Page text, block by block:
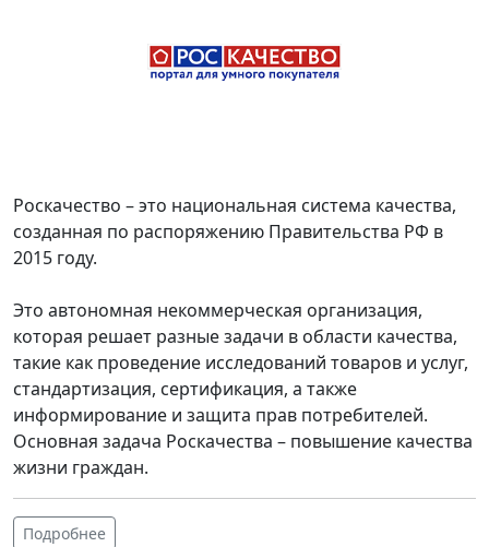
Роскачество – это национальная система качества,
созданная по распоряжению Правительства РФ в
2015 году.
Это автономная некоммерческая организация,
которая решает разные задачи в области качества,
такие как проведение исследований товаров и услуг,
стандартизация, сертификация, а также
информирование и защита прав потребителей.
Основная задача Роскачества – повышение качества
жизни граждан.
Подробнее